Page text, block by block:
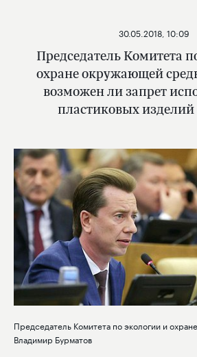
Председатель Комитета
охране окружающей
возможен ли запрет
пластиковых изделий
30.05.2018, 10:09
Председатель Комитета по экологии и
Владимир Бурматов